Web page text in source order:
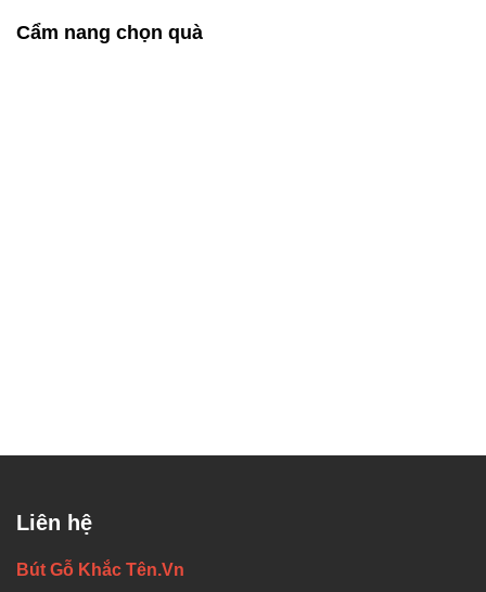
Cẩm nang chọn quà
Liên hệ
Bút Gỗ Khắc Tên.Vn